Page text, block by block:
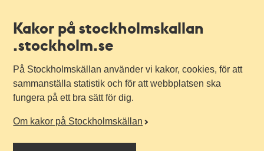
Kakor på stockholmskallan
.stockholm.se
På Stockholmskällan använder vi kakor, cookies, för att
sammanställa statistik och för att webbplatsen ska
fungera på ett bra sätt för dig.
Om kakor på Stockholmskällan